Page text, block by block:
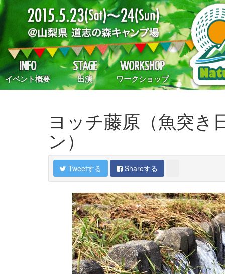
INFO
イベント概要
STAGE
出演
WORKSHOP
ワークショップ
ヨッチ藤原（魚突き
ン）
Tweetする Shareする